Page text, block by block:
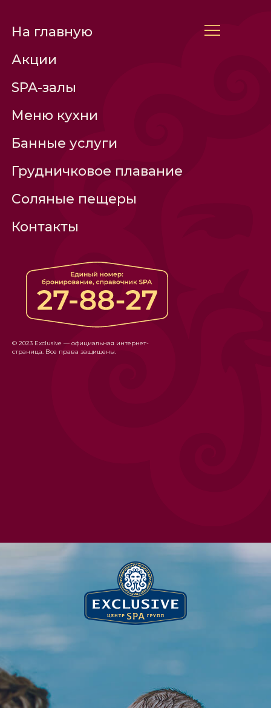
На главную
Акции
SPA-залы
Меню кухни
Банные услуги
Грудничковое плавание
Соляные пещеры
Контакты
© 2023 Exclusive — официальная интернет-
страница. Все права защищены.